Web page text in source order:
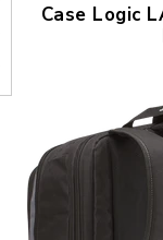
Case Logic